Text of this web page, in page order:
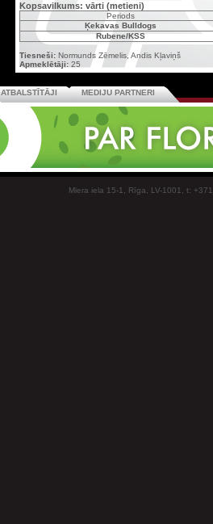
Kopsavilkums: vārti (metieni)
Periods
Ķekavas Bulldogs
Rubene/KSS
Tiesneši: Normunds Zēmelis, Andis Kļaviņš
Apmeklētāji: 25
ATBALSTĪTĀJI MEDIJU PARTNERI
Miera iela 15-1, Rīga, LV-1001, t: